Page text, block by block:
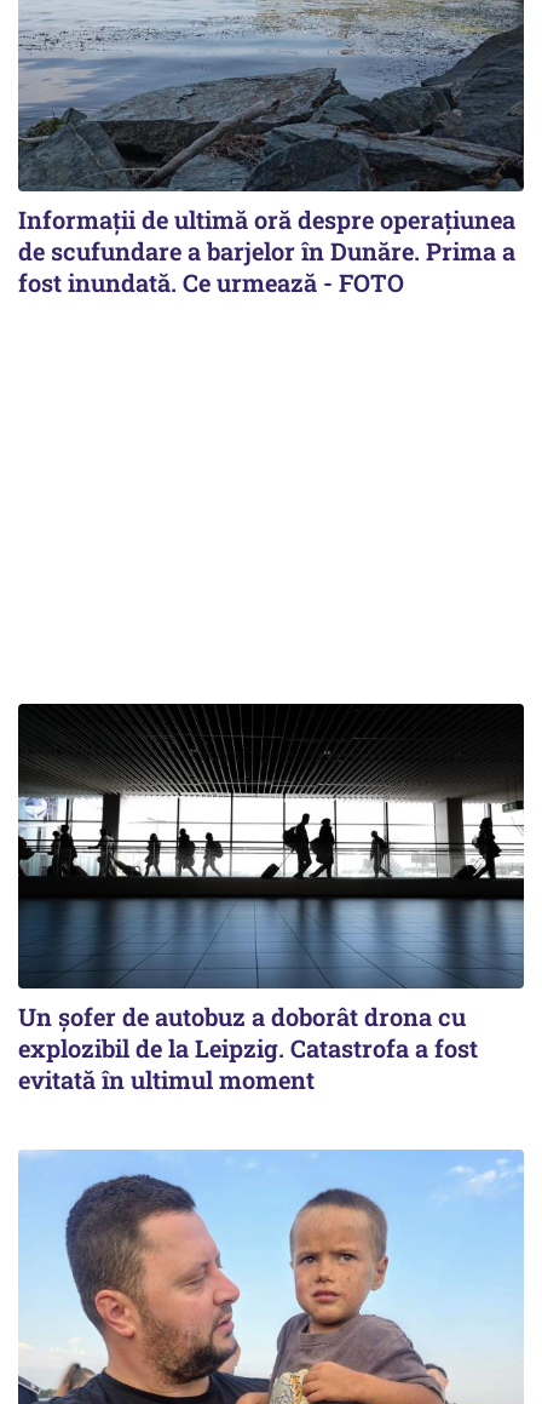
Informații de ultimă oră despre operațiunea
de scufundare a barjelor în Dunăre. Prima a
fost inundată. Ce urmează - FOTO
Un șofer de autobuz a doborât drona cu
explozibil de la Leipzig. Catastrofa a fost
evitată în ultimul moment